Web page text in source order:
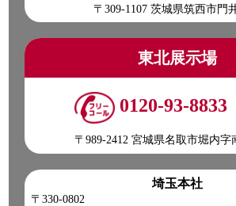
〒309-1107 茨城県筑西市門
東北展示場
0120-93-8833
〒989-2412 宮城県名取市堀内字
埼玉本社
〒330-0802